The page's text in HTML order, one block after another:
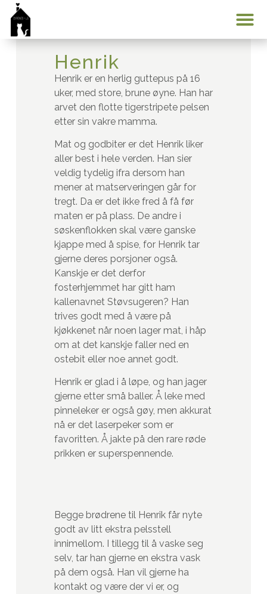
Henrik
Henrik er en herlig guttepus på 16
uker, med store, brune øyne. Han har
arvet den flotte tigerstripete pelsen
etter sin vakre mamma.
Mat og godbiter er det Henrik liker
aller best i hele verden. Han sier
veldig tydelig ifra dersom han
mener at matserveringen går for
tregt. Da er det ikke fred å få før
maten er på plass. De andre i
søskenflokken skal være ganske
kjappe med å spise, for Henrik tar
gjerne deres porsjoner også.
Kanskje er det derfor
fosterhjemmet har gitt ham
kallenavnet Støvsugeren? Han
trives godt med å være på
kjøkkenet når noen lager mat, i håp
om at det kanskje faller ned en
ostebit eller noe annet godt.
Henrik er glad i å løpe, og han jager
gjerne etter små baller. Å leke med
pinneleker er også gøy, men akkurat
nå er det laserpeker som er
favoritten. Å jakte på den rare røde
prikken er superspennende.
Begge brødrene til Henrik får nyte
godt av litt ekstra pelsstell
innimellom. I tillegg til å vaske seg
selv, tar han gjerne en ekstra vask
på dem også. Han vil gjerne ha
kontakt og være der vi er, og